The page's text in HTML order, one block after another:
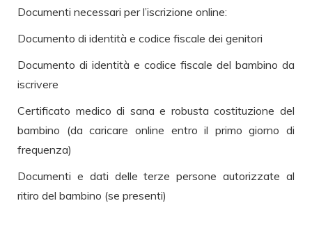
Documenti necessari per l’iscrizione online:
Documento di identità e codice fiscale dei genitori
Documento di identità e codice fiscale del bambino da
iscrivere
Certificato medico di sana e robusta costituzione del
bambino (da caricare online entro il primo giorno di
frequenza)
Documenti e dati delle terze persone autorizzate al
ritiro del bambino (se presenti)